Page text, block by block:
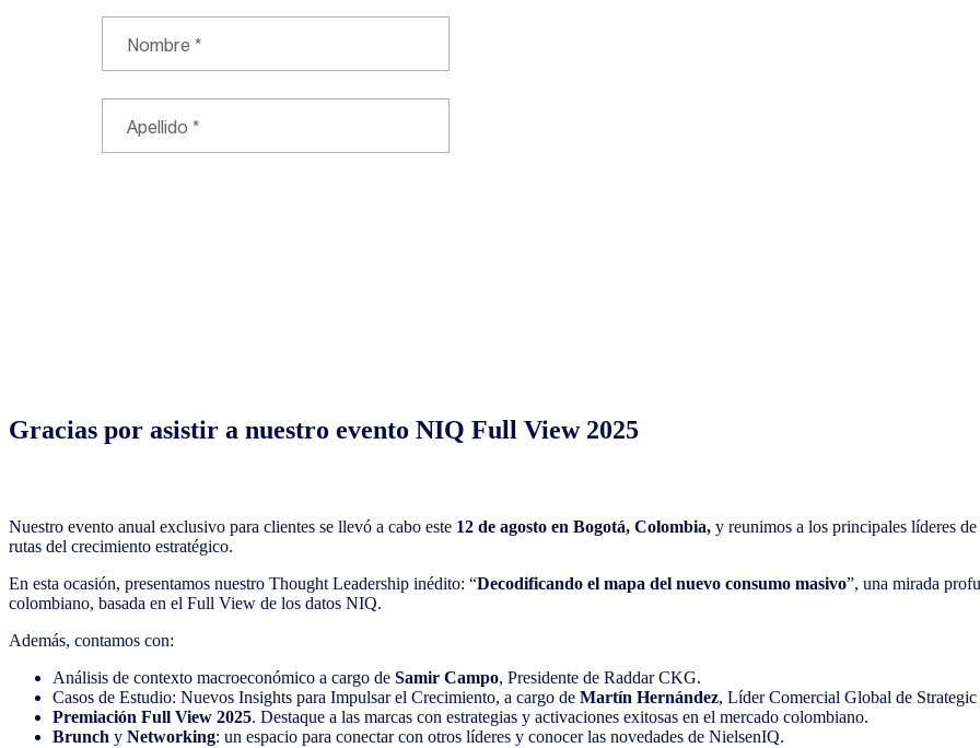
Gracias por asistir a nuestro evento NIQ Full View 2025
Nuestro evento anual exclusivo para clientes se llevó a cabo este 12 de agosto en Bogotá, Colombia, y reunimos a los principales líderes
rutas del crecimiento estratégico.
En esta ocasión, presentamos nuestro Thought Leadership inédito: “Decodificando el mapa del nuevo consumo masivo”, una mirada
colombiano, basada en el Full View de los datos NIQ.
Además, contamos con:
Análisis de contexto macroeconómico a cargo de Samir Campo, Presidente de Raddar CKG.
Casos de Estudio: Nuevos Insights para Impulsar el Crecimiento, a cargo de Martín Hernández, Líder Comercial Global de
Premiación Full View 2025. Destaque a las marcas con estrategias y activaciones exitosas en el mercado colombiano.
Brunch y Networking: un espacio para conectar con otros líderes y conocer las novedades de NielsenIQ.